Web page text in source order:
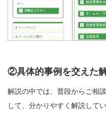
②具体的事例を交えた
解説の中では、普段からご相
して、分かりやすく解説してい